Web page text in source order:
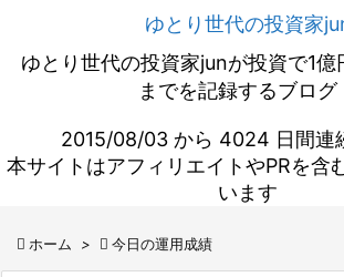
ゆとり世代の投資家
ゆとり世代の投資家junが投資で1億
までを記録するブログ
2015/08/03 から 4024 日間連
本サイトはアフィリエイトやPRを含
います
 ホーム >  今日の運用成績